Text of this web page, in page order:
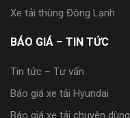
Xe tải thùng Đông Lạnh
BÁO GIÁ – TIN TỨC
Tin tức – Tư vấn
Báo giá xe tải Hyundai